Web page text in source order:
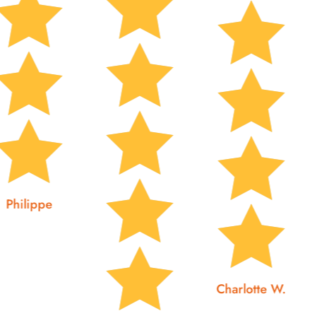




Charlotte W.



